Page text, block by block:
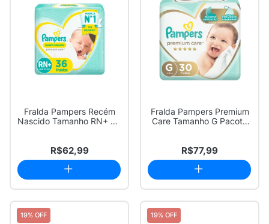
Fralda Pampers Recém
Nascido Tamanho RN+ 36
R$62,99
Fralda Pampers Premium
Care Tamanho G Pacote
R$77,99
19% OFF 19% OFF